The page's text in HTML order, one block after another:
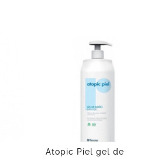
Atopic Piel gel de